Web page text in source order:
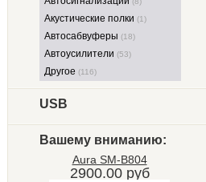
Акустические полки (1)
Автосабвуферы (18)
Автоусилители (53)
Другое (116)
USB
Вашему вниманию:
Aura SM-B804
2900.00 руб